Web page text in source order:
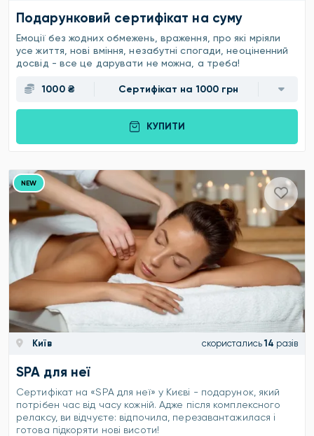
Подарунковий сертифікат на суму
Емоції без жодних обмежень, враження, про які мріяли
усе життя, нові вміння, незабутні спогади, неоціненний
досвід - все це дарувати не можна, а треба!
1000 ₴ Сертифікат на 1000 грн
КУПИТИ
NEW
Київ скористались 14 разів
SPA для неї
Сертифікат на «SPA для неї» у Києві - подарунок, який
потрібен час від часу кожній. Адже після комплексного
релаксу, ви відчуєте: відпочила, перезавантажилася і
готова підкоряти нові висоти!